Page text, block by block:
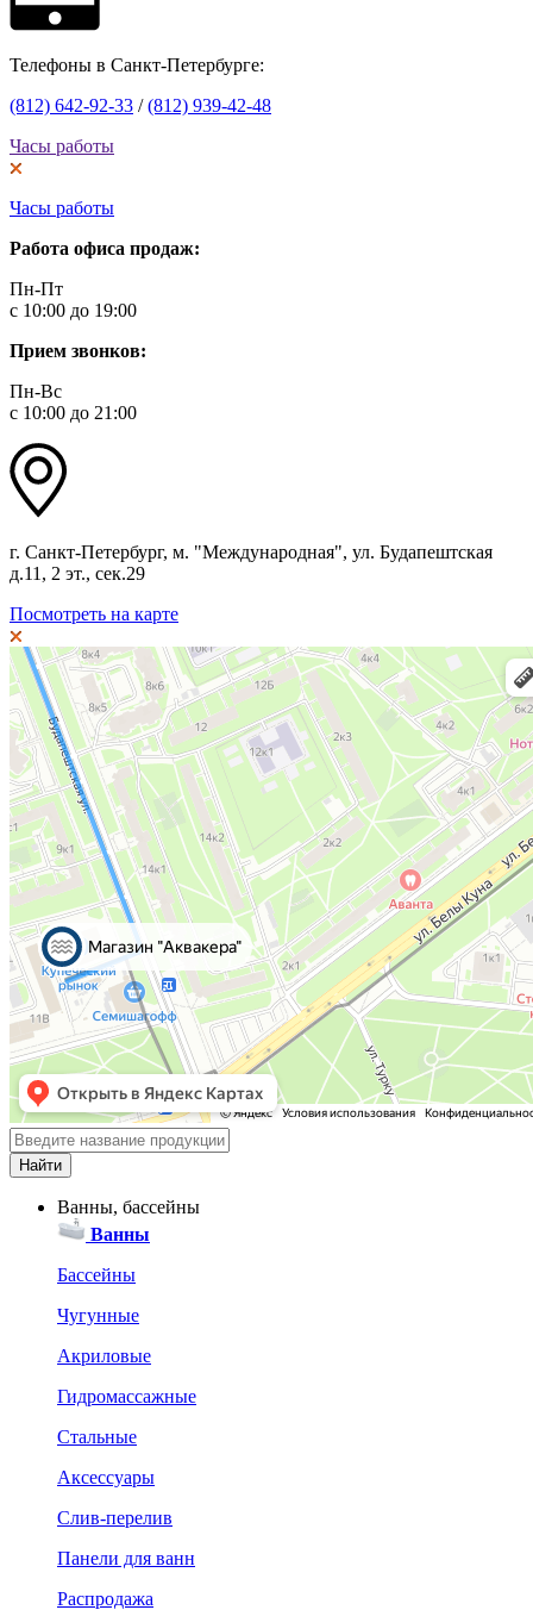
Телефоны в Санкт-Петербурге:
(812) 642-92-33 /(812) 939-42-48
Часы работы
Часы работы
Работа офиса продаж:
Пн-Пт
с 10:00 до 19:00
Прием звонков:
Пн-Вс
с 10:00 до 21:00
г. Санкт-Петербург, м. "Международная", ул. Будапештская
д.11, 2 эт., сек.29
Посмотреть на карте
Ванны, бассейны
Ванны
Бассейны
Чугунные
Акриловые
Гидромассажные
Стальные
Аксессуары
Слив-перелив
Панели для ванн
Распродажа